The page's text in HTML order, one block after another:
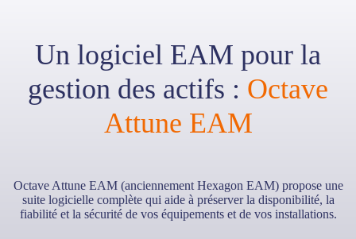
Un logiciel EAM pour la
gestion des actifs : Octave
Attune EAM
Octave Attune EAM (anciennement Hexagon EAM) propose une
suite logicielle complète qui aide à préserver la disponibilité, la
fiabilité et la sécurité de vos équipements et de vos installations.